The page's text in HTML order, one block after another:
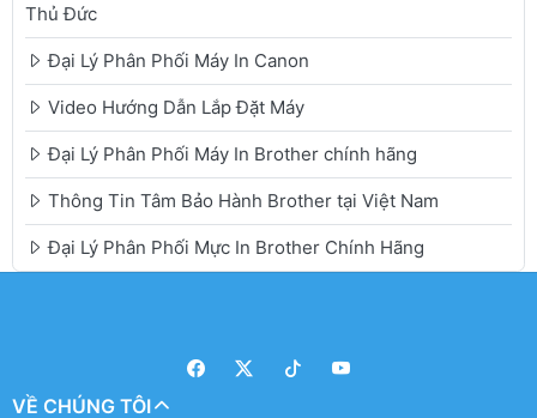
Thủ Đức
Đại Lý Phân Phối Máy In Canon
Video Hướng Dẫn Lắp Đặt Máy
Đại Lý Phân Phối Máy In Brother chính hãng
Thông Tin Tâm Bảo Hành Brother tại Việt Nam
Đại Lý Phân Phối Mực In Brother Chính Hãng
VỀ CHÚNG TÔI